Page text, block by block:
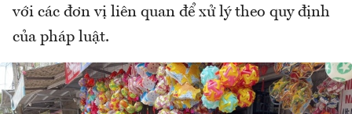
với các đơn vị liên quan để xử lý theo quy định
của pháp luật.